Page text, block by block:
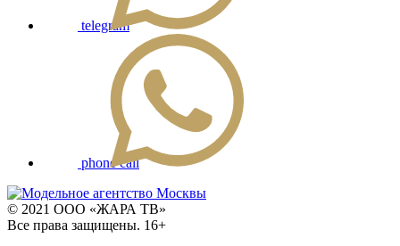
telegram
phone call
© 2021 ООО «ЖАРА ТВ»
Все права защищены. 16+